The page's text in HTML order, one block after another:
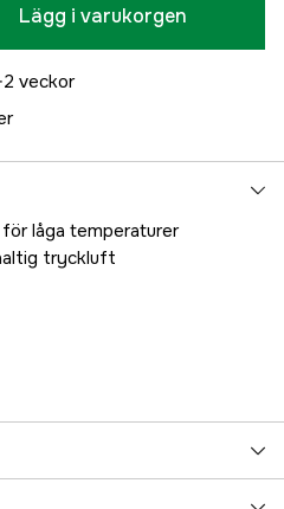
Lägg i varukorgen
2 veckor
låga temperaturer
tryckluft
4000113510